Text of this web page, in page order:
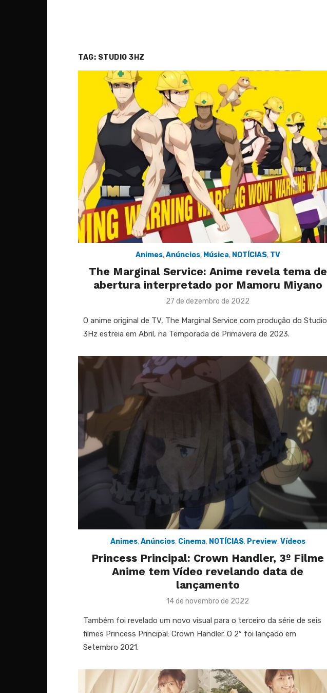
TAG: STUDIO 3HZ
Animes,Anúncios, Música, NOTÍCIAS, TV
The Marginal Service: Anime revela tema de
abertura interpretado por Mamoru Miyano
Posted
27 de dezembro de 2022
O anime original de TV, The Marginal Service com produção do Studio
3Hz estreia em Abril, na Temporada de Primavera de 2023.
Animes,Anúncios, Cinema, NOTÍCIAS, Preview,Vídeos
Princess Principal: Crown Handler, 3º Filme
Anime tem Vídeo revelando data de
lançamento
Posted
14 de novembro de 2022
Também foi revelado um novo visual para o terceiro da série de seis
filmes Princess Principal: Crown Handler. O 2º foi lançado em
Setembro 2021.